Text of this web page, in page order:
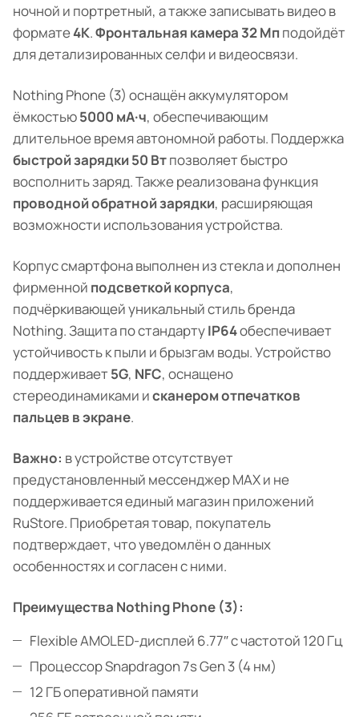
ночной и портретный, а также записывать видео в
формате4K.Фронтальная камера 32 Мпподойдёт
для детализированных селфи и видеосвязи.
Nothing Phone (3) оснащён аккумулятором
ёмкостью5000 мА·ч, обеспечивающим
длительное время автономной работы. Поддержка
быстрой зарядки 50 Втпозволяет быстро
восполнить заряд. Также реализована функция
проводной обратной зарядки, расширяющая
возможности использования устройства.
Корпус смартфона выполнен из стекла и дополнен
фирменной подсветкой корпуса,
подчёркивающей уникальный стиль бренда
Nothing. Защита по стандартуIP64обеспечивает
устойчивость к пыли и брызгам воды. Устройство
поддерживает5G, NFC, оснащено
стереодинамиками исканером отпечатков
пальцев в экране.
Важно: в устройстве отсутствует
предустановленный мессенджер MAX и не
поддерживается единый магазин приложений
RuStore. Приобретая товар, покупатель
подтверждает, что уведомлён о данных
особенностях и согласен с ними.
Преимущества Nothing Phone (3):
Flexible AMOLED-дисплей 6.77″ с частотой 120 Гц
Процессор Snapdragon 7s Gen 3 (4 нм)
12 ГБ оперативной памяти